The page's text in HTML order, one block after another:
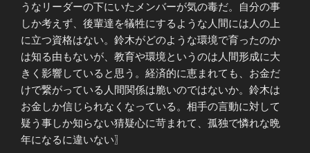
うなリーダーの下にいたメンバーが気の毒だ。自分の事
しか考えず、後輩達を犠牲にするような人間には人の上
に立つ資格はない。鈴木がどのような環境で育ったのか
は知る由もないが、教育や環境というのは人間形成に大
きく影響していると思う。経済的に恵まれても、お金だ
けで繋がっている人間関係は脆いのではないか。鈴木は
お金しか信じられなくなっている。相手の言動に対して
疑う事しか知らない猜疑心に苛まれて、孤独で憐れな晩
年になるに違いない〗